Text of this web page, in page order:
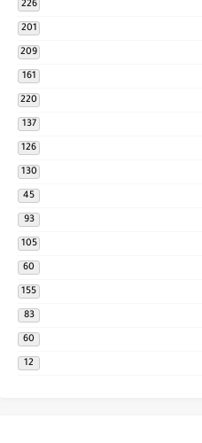
226
201
209
161
220
137
126
130
45
93
105
60
155
83
60
12